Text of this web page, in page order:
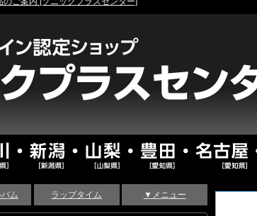
ム ラップタイム ▼メニュー